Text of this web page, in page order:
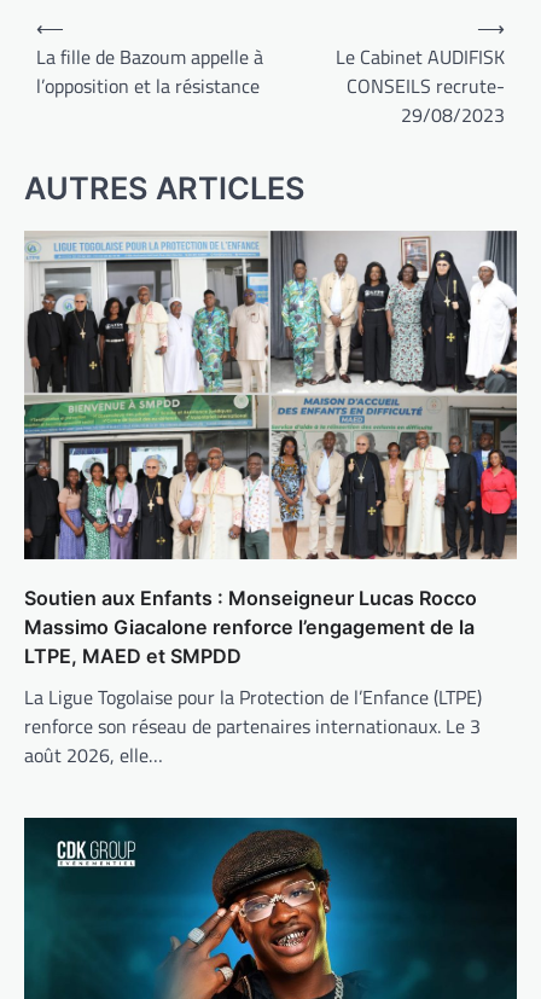
Navigation
de
l’article
⟵
La fille de Bazoum appelle à
l’opposition et la résistance
Le Cabinet AUDIFISK
CONSEILS recrute-
29/08/2023
⟶
AUTRES ARTICLES
Soutien aux Enfants : Monseigneur Lucas Rocco
Massimo Giacalone renforce l’engagement de la
LTPE, MAED et SMPDD
La Ligue Togolaise pour la Protection de l’Enfance (LTPE)
renforce son réseau de partenaires internationaux. Le 3
août 2026, elle…